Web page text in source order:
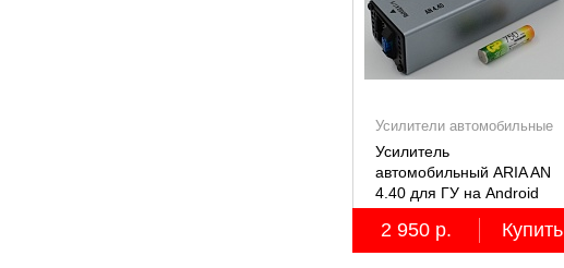
Усилители автомобильные
Усилитель
автомобильный ARIA AN
4.40 для ГУ на Android
2 950 р. Купить